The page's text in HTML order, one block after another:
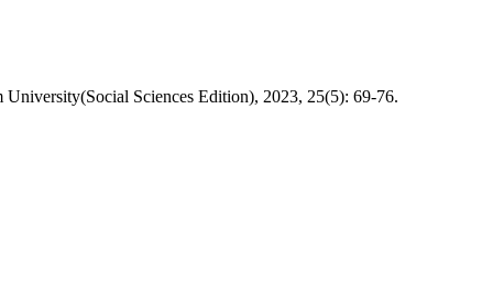
Sciences Edition), 2023, 25(5): 69-76.